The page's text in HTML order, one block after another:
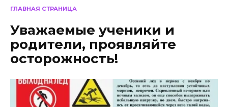
ГЛАВНАЯ СТРАНИЦА
Уважаемые ученики и
родители, проявляйте
осторожность!